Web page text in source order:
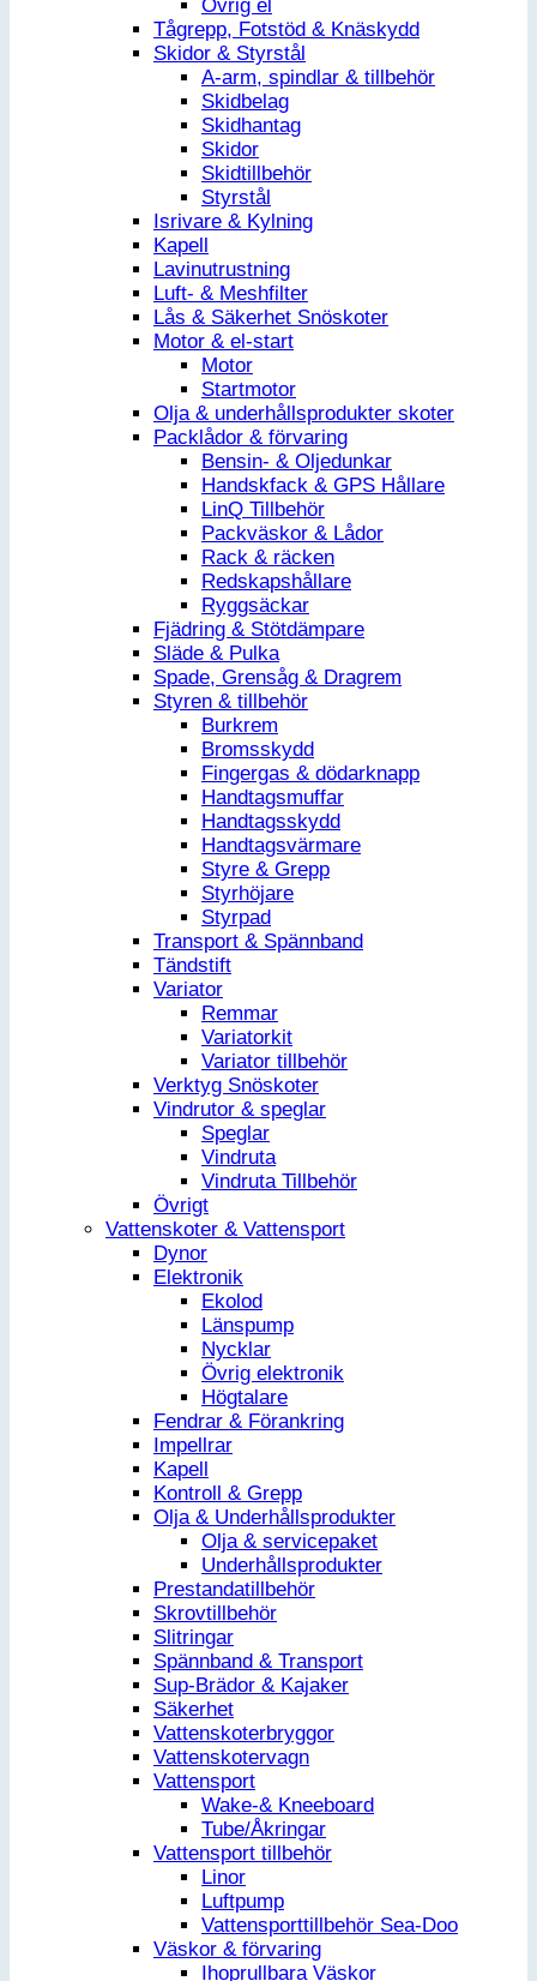
Övrig el
Tågrepp, Fotstöd & Knäskydd
Skidor & Styrstål
A-arm, spindlar & tillbehör
Skidbelag
Skidhantag
Skidor
Skidtillbehör
Styrstål
Isrivare & Kylning
Kapell
Lavinutrustning
Luft- & Meshfilter
Lås & Säkerhet Snöskoter
Motor & el-start
Motor
Startmotor
Olja & underhållsprodukter skoter
Packlådor & förvaring
Bensin- & Oljedunkar
Handskfack & GPS Hållare
LinQ Tillbehör
Packväskor & Lådor
Rack & räcken
Redskapshållare
Ryggsäckar
Fjädring & Stötdämpare
Släde & Pulka
Spade, Grensåg & Dragrem
Styren & tillbehör
Burkrem
Bromsskydd
Fingergas & dödarknapp
Handtagsmuffar
Handtagsskydd
Handtagsvärmare
Styre & Grepp
Styrhöjare
Styrpad
Transport & Spännband
Tändstift
Variator
Remmar
Variatorkit
Variator tillbehör
Verktyg Snöskoter
Vindrutor & speglar
Speglar
Vindruta
Vindruta Tillbehör
Övrigt
Vattenskoter & Vattensport
Dynor
Elektronik
Ekolod
Länspump
Nycklar
Övrig elektronik
Högtalare
Fendrar & Förankring
Impellrar
Kapell
Kontroll & Grepp
Olja & Underhållsprodukter
Olja & servicepaket
Underhållsprodukter
Prestandatillbehör
Skrovtillbehör
Slitringar
Spännband & Transport
Sup-Brädor & Kajaker
Säkerhet
Vattenskoterbryggor
Vattenskotervagn
Vattensport
Wake-& Kneeboard
Tube/Åkringar
Vattensport tillbehör
Linor
Luftpump
Vattensporttillbehör Sea-Doo
Väskor & förvaring
Ihoprullbara Väskor